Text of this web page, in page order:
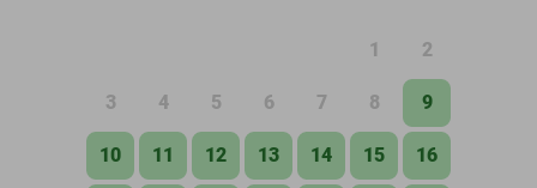
1 2
3 4 5 6 7 8 9
10 11 12 13 14 15 16